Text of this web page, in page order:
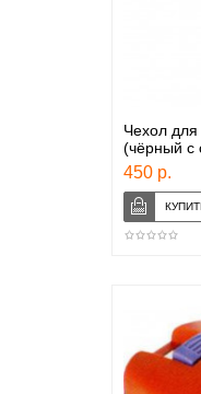
Чехол для
(чёрный с
450 р.